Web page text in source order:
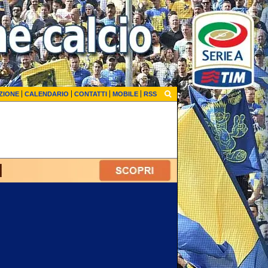
CALENDARIO CONTATTI MOBILE RSS